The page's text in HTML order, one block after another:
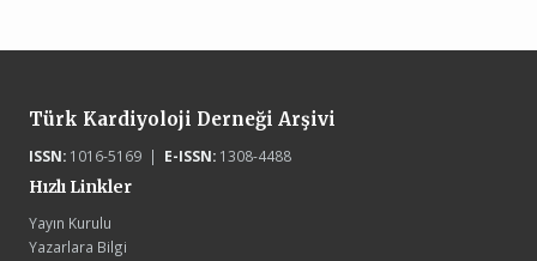
Türk Kardiyoloji Derneği Arşivi
ISSN:1016-5169 | E-ISSN:1308-4488
Hızlı Linkler
Yayın Kurulu
Yazarlara Bilgi